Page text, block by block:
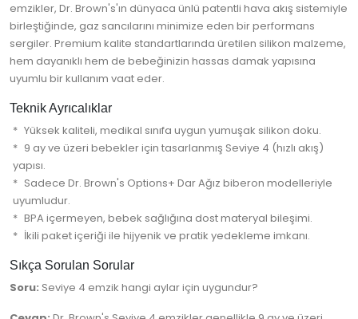
emzikler, Dr. Brown's'ın dünyaca ünlü patentli hava akış sistemiyle
birleştiğinde, gaz sancılarını minimize eden bir performans
sergiler. Premium kalite standartlarında üretilen silikon malzeme,
hem dayanıklı hem de bebeğinizin hassas damak yapısına
uyumlu bir kullanım vaat eder.
Teknik Ayrıcalıklar
Yüksek kaliteli, medikal sınıfa uygun yumuşak silikon doku.
9 ay ve üzeri bebekler için tasarlanmış Seviye 4 (hızlı akış)
yapısı.
Sadece Dr. Brown's Options+ Dar Ağız biberon modelleriyle
uyumludur.
BPA içermeyen, bebek sağlığına dost materyal bileşimi.
İkili paket içeriği ile hijyenik ve pratik yedekleme imkanı.
Sıkça Sorulan Sorular
Soru: Seviye 4 emzik hangi aylar için uygundur?